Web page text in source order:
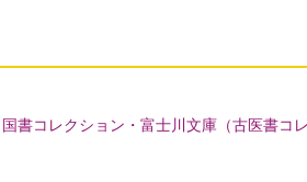
コレクション・富士川文庫（古医書コ